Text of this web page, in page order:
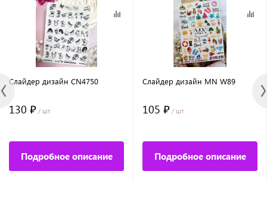
Слайдер дизайн CN4750
130 ₽ / шт
Подробное описание
Слайдер дизайн MN W89
105 ₽ / шт
Подробное описание